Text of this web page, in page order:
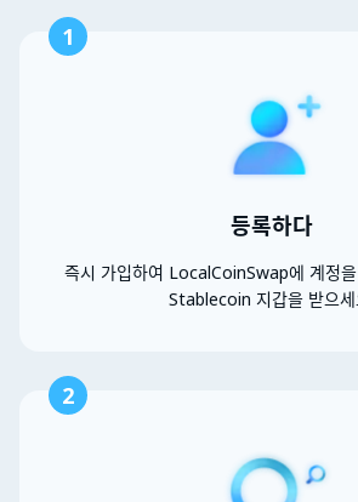
1
등록하다
즉시 가입하여 LocalCoinSwap에 계정
Stablecoin 지갑을 받으세
2